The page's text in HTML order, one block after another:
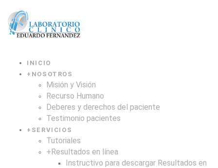
INICIO
+ NOSOTROS
Misión y Visión
Recurso Humano
Deberes y derechos del paciente
Testimonio pacientes
+ SERVICIOS
Tutoriales
+Resultados en línea
Instructivo para descargar Resultados en